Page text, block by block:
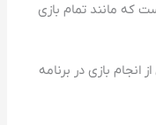
که مانند تمام بازی
بازی در برنامه